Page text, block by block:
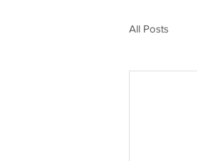
All Posts